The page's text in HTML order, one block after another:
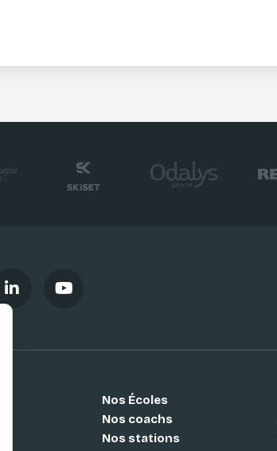
Nos Écoles
Nos coachs
Nos stations